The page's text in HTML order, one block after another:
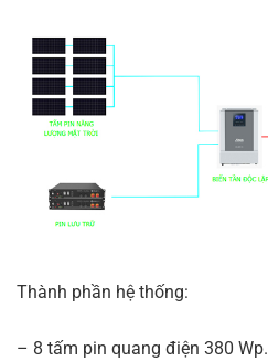
Thành phần hệ thống:
– 8 tấm pin quang điện 380 Wp.